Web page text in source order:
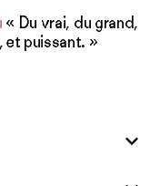
« Du vrai, du grand,
et puissant. »